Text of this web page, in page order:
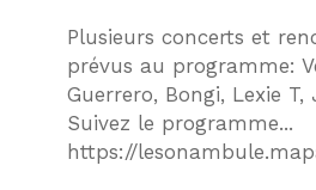
Plusieurs concerts et
prévus au programme:
Guerrero, Bongi, Lexie
Suivez le programme...
https://